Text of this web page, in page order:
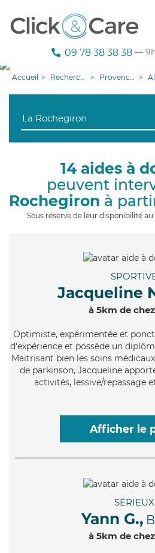
09 78 38 38 38 —
Accueil Recherche aide à domicile Provence-Alpes-Côte d'Azur
14 aides à
peuvent
Rochegiron à
Sous réserve de leur disponibilité
Jacqueline
à 5km de
Optimiste, expérimentée et
d'expérience et possède un
Maitrisant bien les soins
de parkinson, Jacqueline
activités, lessive/repassage
Afficher le
SÉRIEUX
Yann G.,
à 5km de